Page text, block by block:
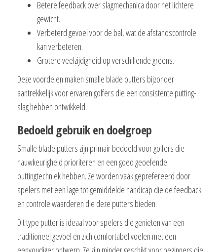
Betere feedback over slagmechanica door het lichtere
gewicht.
Verbeterd gevoel voor de bal, wat de afstandscontrole
kan verbeteren.
Grotere veelzijdigheid op verschillende greens.
Deze voordelen maken smalle blade putters bijzonder
aantrekkelijk voor ervaren golfers die een consistente putting-
slag hebben ontwikkeld.
Bedoeld gebruik en doelgroep
Smalle blade putters zijn primair bedoeld voor golfers die
nauwkeurigheid prioriteren en een goed geoefende
puttingtechniek hebben. Ze worden vaak geprefereerd door
spelers met een lage tot gemiddelde handicap die de feedback
en controle waarderen die deze putters bieden.
Dit type putter is ideaal voor spelers die genieten van een
traditioneel gevoel en zich comfortabel voelen met een